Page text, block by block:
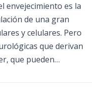
envejecimiento es la
de una gran
y celulares. Pero
que derivan
que pueden…